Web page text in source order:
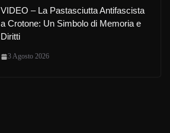
VIDEO – La Pastasciutta Antifascista
a Crotone: Un Simbolo di Memoria e
Diritti
3 Agosto 2026